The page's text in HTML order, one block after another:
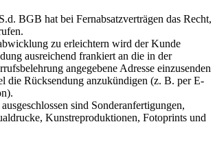
BGB hat bei Fernabsatzverträgen das Recht,
zu erleichtern wird der Kunde
ausreichend frankiert an die in der
angegebene Adresse einzusenden
die Rücksendung anzukündigen (z. B. per E-
sind Sonderanfertigungen,
Kunstreproduktionen, Fotoprints und